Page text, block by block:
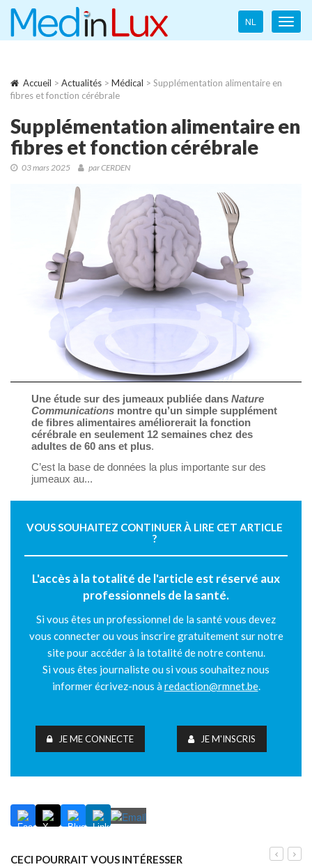
Language
navigation
NL
Accueil > Actualités > Médical > Supplémentation alimentaire en
fibres et fonction cérébrale
Supplémentation alimentaire en
fibres et fonction cérébrale
03 mars 2025 par CERDEN
Une étude sur des jumeaux publiée dans Nature
Communications montre qu’un simple supplément
de fibres alimentaires améliorerait la fonction
cérébrale en seulement 12 semaines chez des
adultes de 60 ans et plus.
C’est la base de données la plus importante sur des
jumeaux au...
VOUS SOUHAITEZ CONTINUER À LIRE CET ARTICLE
?
L'accès à la totalité de l'article est réservé aux
professionnels de la santé.
Si vous êtes un professionnel de la santé vous devez
vous connecter ou vous inscrire gratuitement sur notre
site pour accéder à la totalité de notre contenu.
Si vous êtes journaliste ou si vous souhaitez nous
informer écrivez-nous àredaction@rmnet.be.
JE ME CONNECTE JE M'INSCRIS
CECI POURRAIT VOUS INTÉRESSER